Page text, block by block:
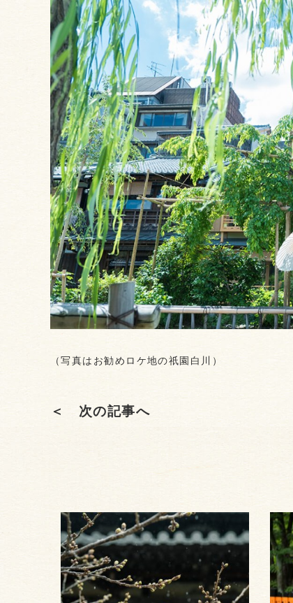
（写真はお勧めロケ地の祇園白川）
＜ 次の記事へ